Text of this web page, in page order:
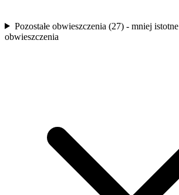
Pozostałe obwieszczenia (27) - mniej istotne
obwieszczenia